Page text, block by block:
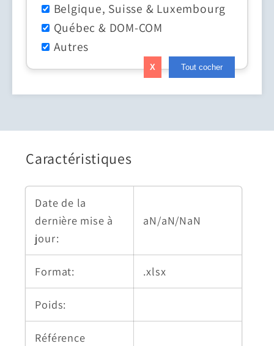
Belgique, Suisse & Luxembourg
Québec & DOM-COM
Autres
X Tout cocher
Caractéristiques
Date de la
dernière mise à
jour:
aN/aN/NaN
Format: .xlsx
Poids:
Référence